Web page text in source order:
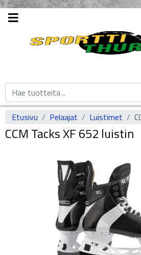
Etusivu Pelaajat Luistimet
CCM Tacks XF 652 luistin